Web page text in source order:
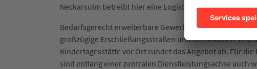
Neckarsulm betreibt hier eine Logistik- und
Bedarfsgerecht erweiterbare Gewerbe- und
großzügige Erschließungsstraßen und Grünflächen
Kindertagesstätte vor Ort rundet das Angebot ab. Für
sind entlang einer zentralen Dienstleistungsachse auch